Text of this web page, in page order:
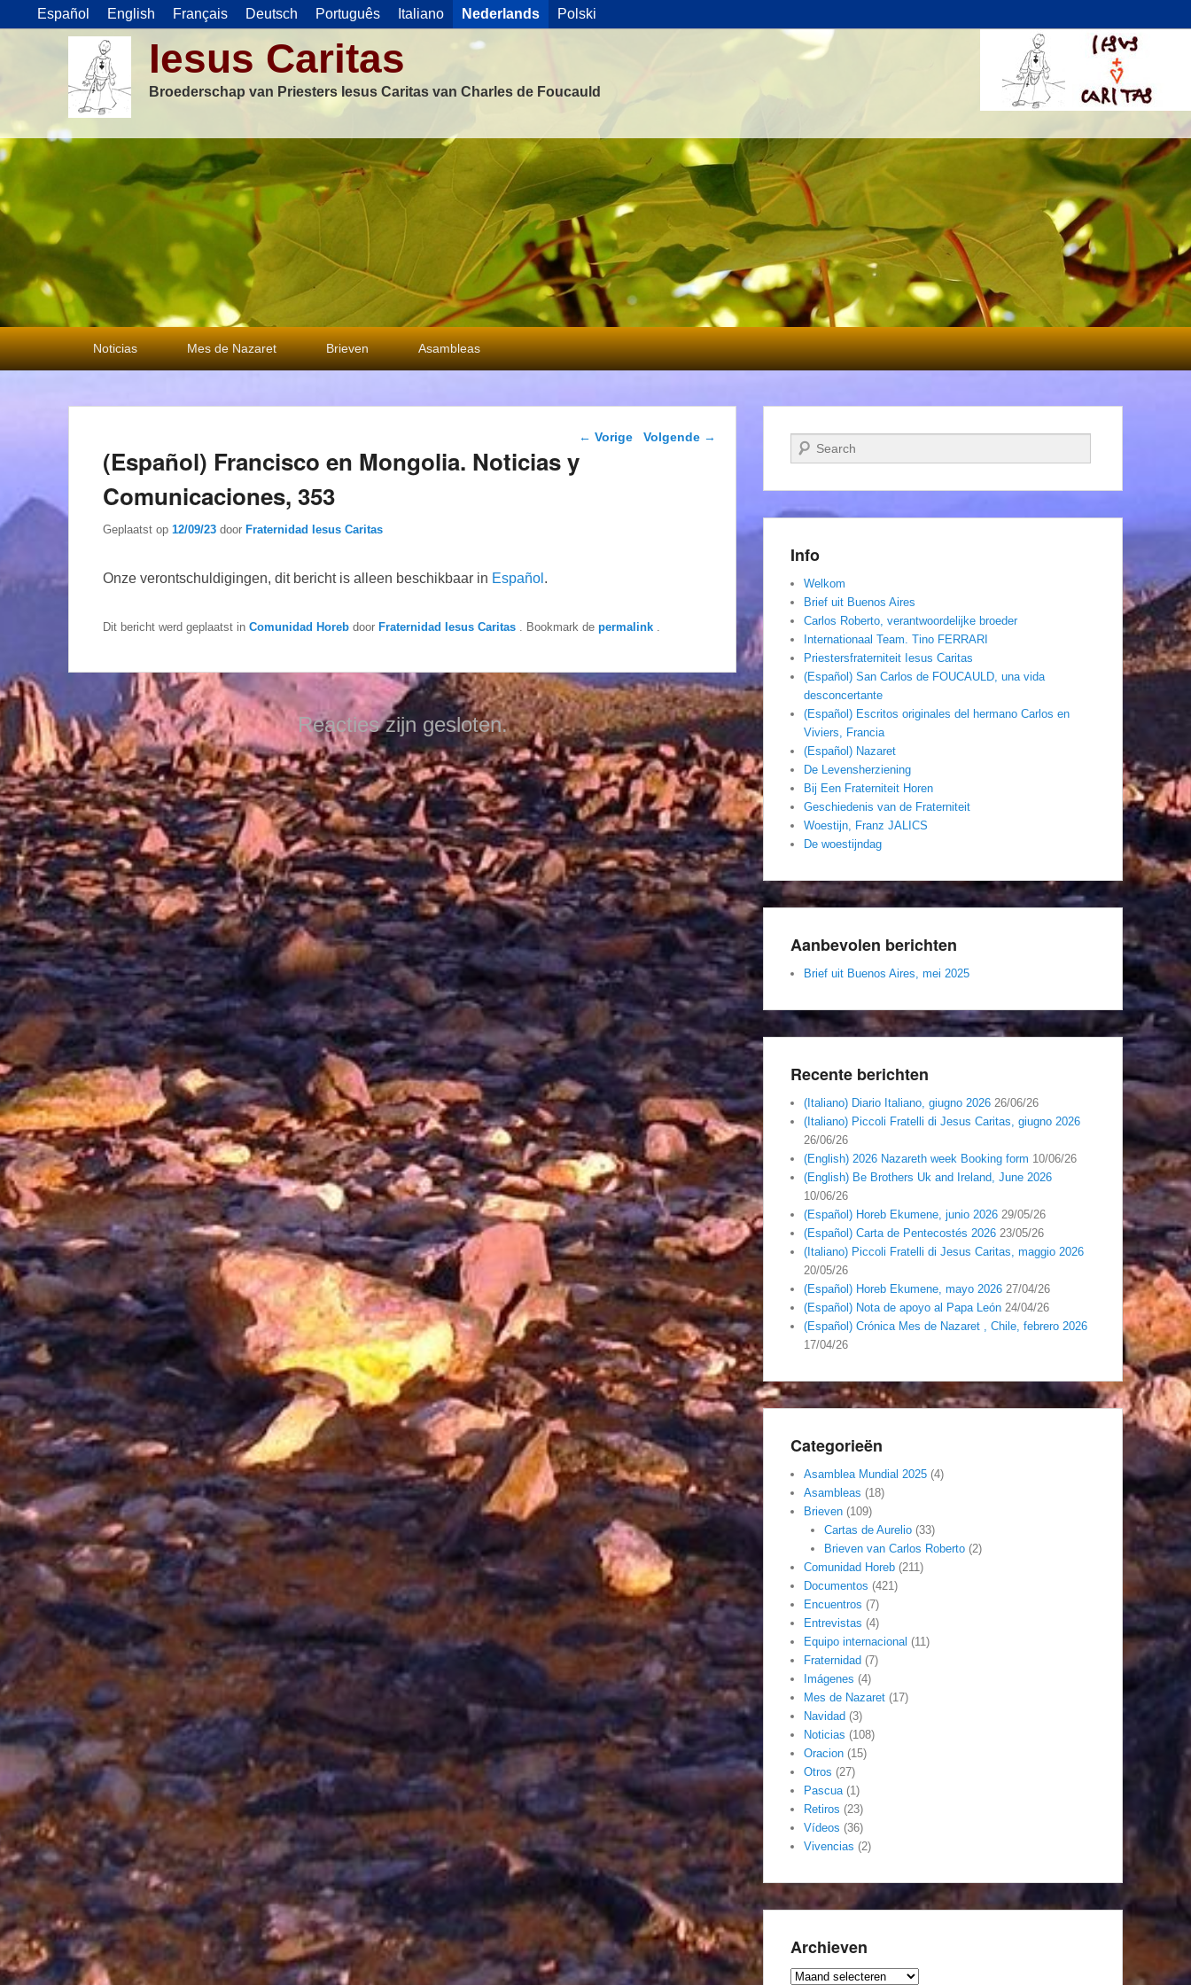
Español English Français Deutsch Português Italiano Nederlands Polski
Iesus Caritas
Broederschap van Priesters Iesus Caritas van Charles de Foucauld
Primair
menu
Noticias Mes de Nazaret Brieven Asambleas
Berichtnavigatie
← Vorige Volgende →
(Español) Francisco en Mongolia. Noticias y
Comunicaciones, 353
Geplaatst op 12/09/23 door Fraternidad Iesus Caritas
Onze verontschuldigingen, dit bericht is alleen beschikbaar in Español .
Dit bericht werd geplaatst in Comunidad Horeb door Fraternidad Iesus Caritas . Bookmark de permalink
Reacties zijn gesloten.
Zoeken
Info
Welkom
Brief uit Buenos Aires
Carlos Roberto, verantwoordelijke broeder
Internationaal Team. Tino FERRARI
Priestersfraterniteit Iesus Caritas
(Español) San Carlos de FOUCAULD, una vida
desconcertante
(Español) Escritos originales del hermano Carlos en
Viviers, Francia
(Español) Nazaret
De Levensherziening
Bij Een Fraterniteit Horen
Geschiedenis van de Fraterniteit
Woestijn, Franz JALICS
De woestijndag
Aanbevolen berichten
Brief uit Buenos Aires, mei 2025
Recente berichten
(Italiano) Diario Italiano, giugno 2026 26/06/26
(Italiano) Piccoli Fratelli di Jesus Caritas, giugno 2026
26/06/26
(English) 2026 Nazareth week Booking form 10/06/26
(English) Be Brothers Uk and Ireland, June 2026
10/06/26
(Español) Horeb Ekumene, junio 2026 29/05/26
(Español) Carta de Pentecostés 2026 23/05/26
(Italiano) Piccoli Fratelli di Jesus Caritas, maggio 2026
20/05/26
(Español) Horeb Ekumene, mayo 2026 27/04/26
(Español) Nota de apoyo al Papa León 24/04/26
(Español) Crónica Mes de Nazaret , Chile, febrero 2026
17/04/26
Categorieën
Asamblea Mundial 2025 (4)
Asambleas (18)
Brieven (109)
Cartas de Aurelio(33)
Brieven van Carlos Roberto(2)
Comunidad Horeb (211)
Documentos (421)
Encuentros (7)
Entrevistas (4)
Equipo internacional (11)
Fraternidad (7)
Imágenes (4)
Mes de Nazaret (17)
Navidad (3)
Noticias (108)
Oracion (15)
Otros (27)
Pascua(1)
Retiros (23)
Vídeos (36)
Vivencias (2)
Archieven
Archieven